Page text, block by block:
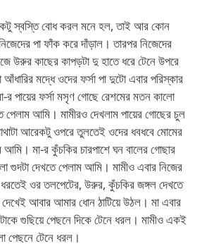
স্বস্তি বোধ করল মনে হল, তাই আর কোন
পা ফাঁক করে দাঁড়াল। তারপর নিজেদের
উরুর কাছের কাপড়টা দু হাতে ধরে টেনে উপরে
মদ্ধে ওদের ফর্সা পা দুটো এবার পরিস্কার
র পায়ের ফর্সা মসৃণ গোছে রেশমের মতন কালো
পেলাম আমি। মামীরও দেখলাম পায়ের গোছের চুল
আরেকটু ওপরে তুলতেই ওদের ধবধবে মোমের
মা-র কুঁচকির চারপাশে ঘন বালের গোছার
গুদটা দেখতে পেলাম আমি। মামীও এবার নিজের
ধরতেই ওর তলপেটের, উরুর, কুঁচকির জঙ্গল দেখতে
আবার আমার ধোন ঠাটিয়ে উঠল। মা এবার
গুছিয়ে পেছনে দিকে টেনে ধরল। মামীও একই
পেছনে টেনে ধরল।